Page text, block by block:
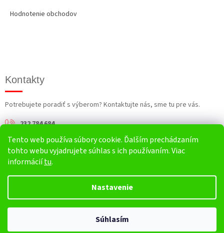
Tento web používa súbory cookie. Ďalším prechádzaním
tohto webu vyjadrujete súhlas s ich používaním. Viac
informáciítu.
Nastavenie
Súhlasím
Hodnotenie obchodov
Kontakty
Potrebujete poradiť s výberom? Kontaktujte nás, sme tu pre vás.
232 784 684
info@harv.sk
HARV.sk. Všetky práva vyhradené.